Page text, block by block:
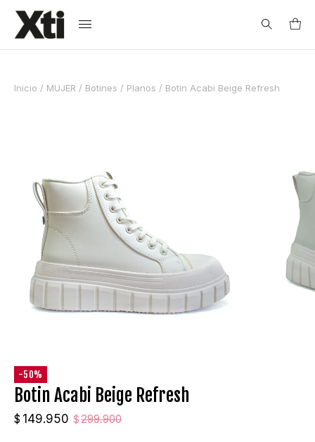
for:
Inicio / MUJER / Botines / Planos / Botin Acabi Beige Refresh
-50%
Botin Acabi Beige Refresh
$ 299.900
El
$ 149.950
El